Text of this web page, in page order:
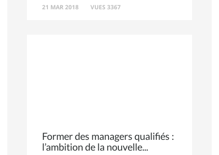
21 MAR 2018 VUES 3367
Former des managers qualifiés :
l’ambition de la nouvelle